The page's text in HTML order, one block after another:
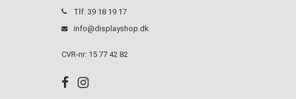
Tlf. 39 18 19 17
info@displayshop.dk
CVR-nr: 15 77 42 82